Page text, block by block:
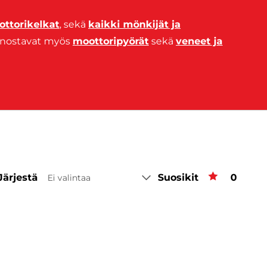
, sekä kaikki mönkijät ja
myös moottoripyörät sekä veneet ja
Ei valintaa Suosikit 0